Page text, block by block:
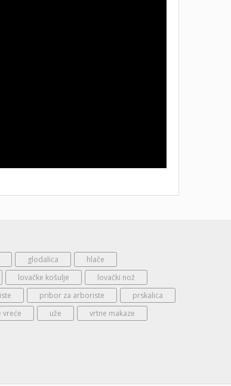
glodalica
hlače
lovačke košulje
lovački nož
pribor za arboriste
prskalica
vreće uže
vrtne makaze